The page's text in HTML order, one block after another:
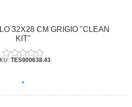
32X28 CM GRIGIO "CLEAN
KIT"
TES900638.43